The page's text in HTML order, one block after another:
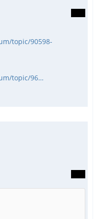
topic/90598-
topic/96…